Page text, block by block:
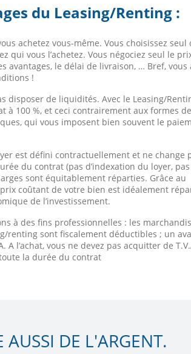
du Leasing/Renting :
achetez vous-même. Vous choisissez seul
qui vous l’achetez. Vous négociez seul le
avantages, le délai de livraison, … Bref, vous
!
disposer de liquidités. Avec le Leasing/
à 100 %, et ceci contrairement aux formes de
qui vous imposent bien souvent le
est défini contractuellement et ne change
du contrat (pas d’indexation du loyer,
sont équitablement réparties. Grâce au
coûtant de votre bien est idéalement
de l’investissement.
à des fins professionnelles : les
renting sont fiscalement déductibles ; un
A l’achat, vous ne devez pas acquitter de
la durée du contrat
DE L'ARGENT.